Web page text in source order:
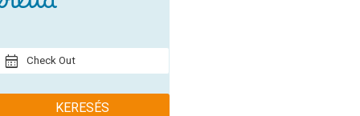
Check Out
KERESÉS